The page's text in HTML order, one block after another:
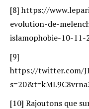
[8] https://
evolution-de-
islamophobie-10-11-
[9]
https://twitter.com/
[10] Rajoutons que